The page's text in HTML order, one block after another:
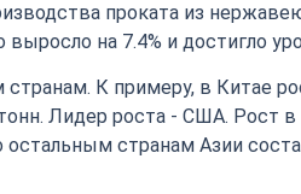
проката из
на 7.4% и достигло
К примеру, в Китае
Лидер роста - США. Рост в
странам Азии